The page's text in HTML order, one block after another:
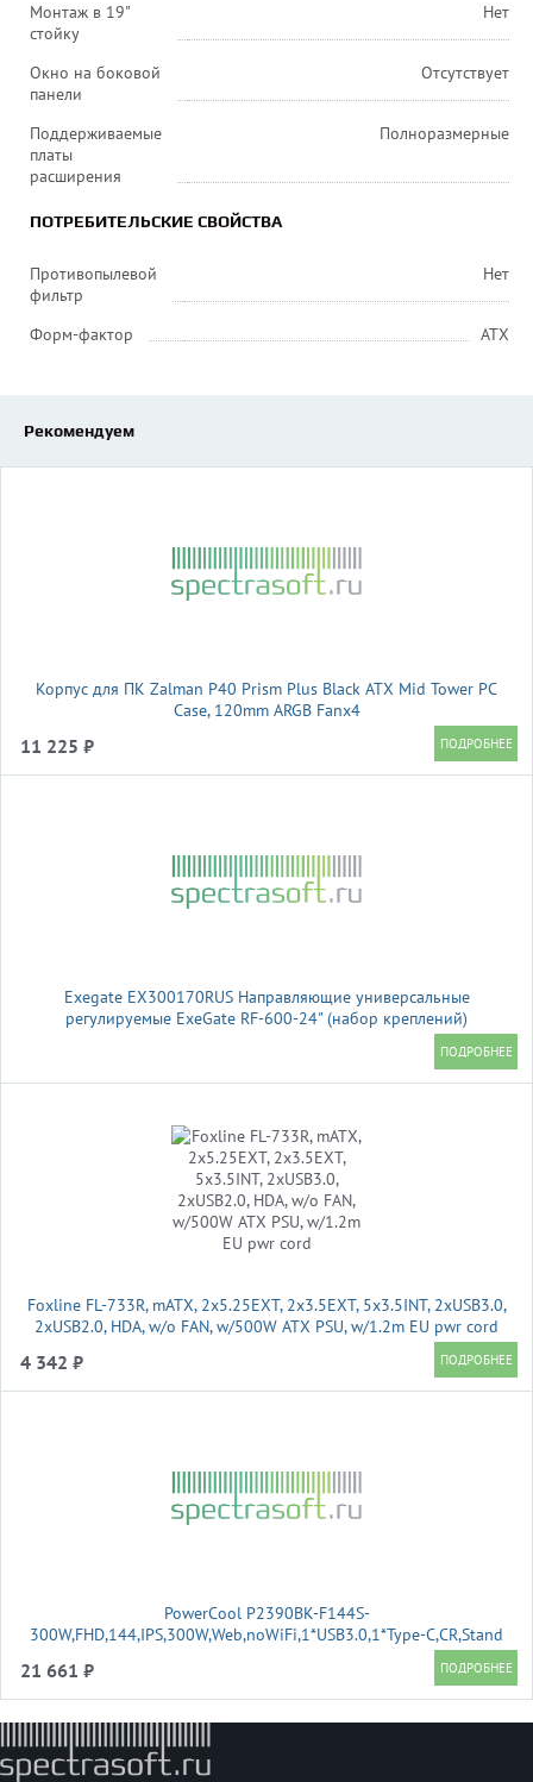
Монтаж в 19"
стойку
Нет
Окно на боковой
панели
Отсутствует
Поддерживаемые
платы
расширения
Полноразмерные
ПОТРЕБИТЕЛЬСКИЕ СВОЙСТВА
Противопылевой
фильтр
Нет
Форм-фактор ATX
Рекомендуем
Корпус для ПК Zalman P40 Prism Plus Black ATX Mid Tower PC
Case, 120mm ARGB Fanx4
11 225 ₽
Exegate EX300170RUS Направляющие универсальные
регулируемые ExeGate RF-600-24" (набор креплений)
(продольные , высота 43 мм, длина в сложенном/раздвинутом
Foxline FL-733R, mATX, 2x5.25EXT, 2x3.5EXT, 5x3.5INT, 2xUSB3.0,
2xUSB2.0, HDA, w/o FAN, w/500W ATX PSU, w/1.2m EU pwr cord
4 342 ₽
PowerCool P2390BK-F144S-
300W,FHD,144,IPS,300W,Web,noWiFi,1*USB3.0,1*Type-C,CR,Stand
21 661 ₽